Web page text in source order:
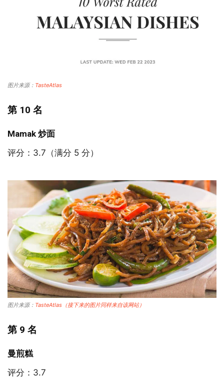
图片来源： TasteAtlas
第 10 名
Mamak 炒面
评分：3.7（满分 5 分）
图片来源： TasteAtlas（接下来的图片同样来自该网站）
第 9 名
曼煎糕
评分：3.7